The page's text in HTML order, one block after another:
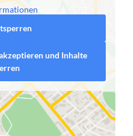
und Inhalte